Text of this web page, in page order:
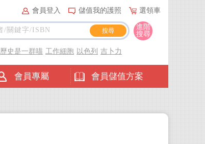
會員登入 儲值我的護照 選領車
會員專屬 會員儲值方案
進階
搜尋
歷史是一群喵 工作細胞 以色列 吉卜力